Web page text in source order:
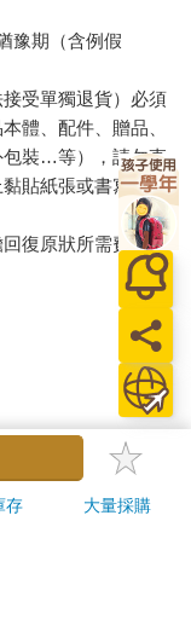
豫期（含例假
受單獨退貨）必須
體、配件、贈品、
包裝…等），請勿直
貼紙張或書寫文
復原狀所需費用，
存 大量採購